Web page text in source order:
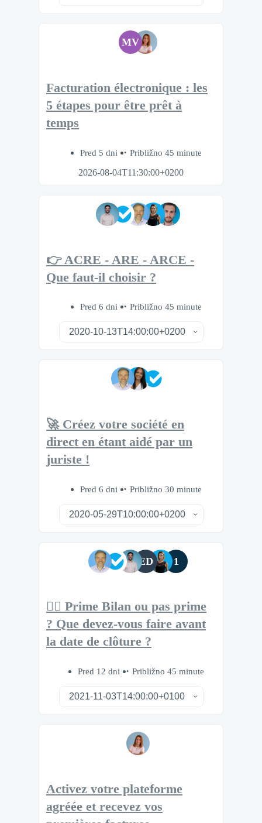
MV
Facturation électronique : les
5 étapes pour être prêt à
temps
Pred 5 dni
Približno 45 minute
2026-08-04T11:30:00+0200
👉 ACRE - ARE - ARCE -
Que faut-il choisir ?
Pred 6 dni Približno 45 minute
🚀 Créez votre société en
direct en étant aidé par un
juriste !
Pred 6 dni Približno 30 minute
ED 1
🧘‍♂️ Prime Bilan ou pas prime
? Que devez-vous faire avant
la date de clôture ?
Pred 12 dni Približno 45 minute
Activez votre plateforme
agréée et recevez vos